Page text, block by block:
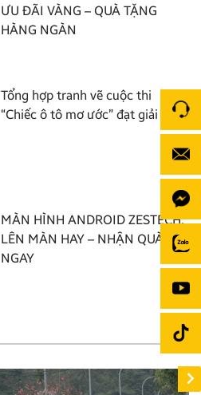
ƯU ĐÃI VÀNG – QUÀ TẶNG
HÀNG NGÀN
Tổng hợp tranh vẽ cuộc thi
“Chiếc ô tô mơ ước” đạt giải nhất
MÀN HÌNH ANDROID ZESTECH:
LÊN MÀN HAY – NHẬN QUÀ
NGAY